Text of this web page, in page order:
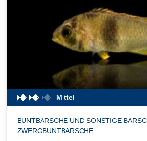
Mittel
BUNTBARSCHE UND SONSTIGE
ZWERGBUNTBARSCHE